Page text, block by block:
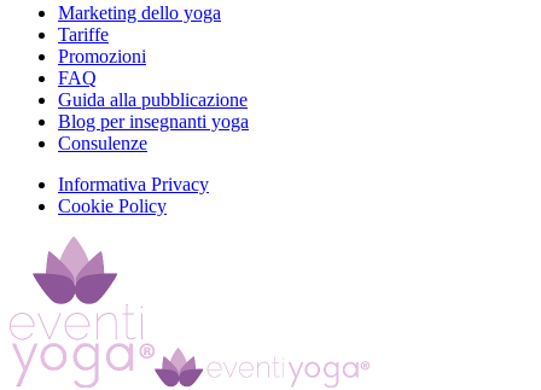
Marketing dello yoga
Tariffe
Promozioni
FAQ
Guida alla pubblicazione
Blog per insegnanti yoga
Consulenze
Informativa Privacy
Cookie Policy